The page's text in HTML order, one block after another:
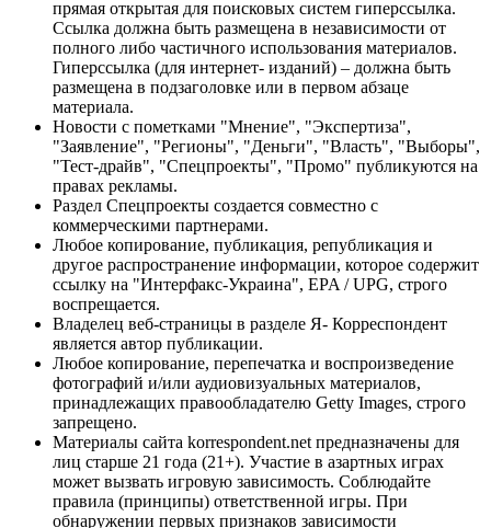
прямая открытая для поисковых систем гиперссылка.
Ссылка должна быть размещена в независимости от
полного либо частичного использования материалов.
Гиперссылка (для интернет- изданий) – должна быть
размещена в подзаголовке или в первом абзаце
материала.
Новости с пометками "Мнение", "Экспертиза",
"Заявление", "Регионы", "Деньги", "Власть", "Выборы",
"Тест-драйв", "Спецпроекты", "Промо" публикуются на
правах рекламы.
Раздел Спецпроекты создается совместно с
коммерческими партнерами.
Любое копирование, публикация, републикация и
другое распространение информации, которое содержит
ссылку на "Интерфакс-Украина", EPA / UPG, строго
воспрещается.
Владелец веб-страницы в разделе Я- Корреспондент
является автор публикации.
Любое копирование, перепечатка и воспроизведение
фотографий и/или аудиовизуальных материалов,
принадлежащих правообладателю Getty Images, строго
запрещено.
Материалы сайта korrespondent.net предназначены для
лиц старше 21 года (21+). Участие в азартных играх
может вызвать игровую зависимость. Соблюдайте
правила (принципы) ответственной игры. При
обнаружении первых признаков зависимости